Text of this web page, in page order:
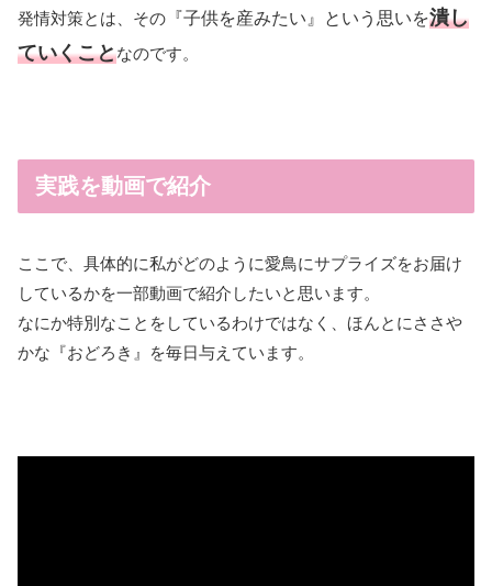
発情対策とは、その 『子供を産みたい』という思いを潰し
ていくことなのです。
実践を動画で紹介
ここで、具体的に私がどのように愛鳥にサプライズをお届け
しているかを一部動画で紹介したいと思います。
なにか特別なことをしているわけではなく、ほんとにささや
かな『おどろき』を毎日与えています。